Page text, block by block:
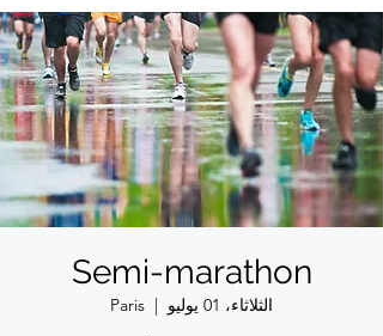
Semi-marathon
الثلاثاء، 01 يوليو
  |
Paris